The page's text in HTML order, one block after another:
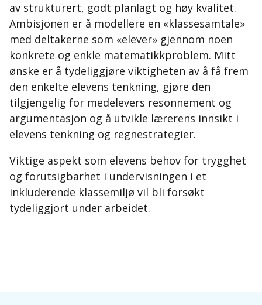
av strukturert, godt planlagt og høy kvalitet.
Ambisjonen er å modellere en «klassesamtale»
med deltakerne som «elever» gjennom noen
konkrete og enkle matematikkproblem. Mitt
ønske er å tydeliggjøre viktigheten av å få frem
den enkelte elevens tenkning, gjøre den
tilgjengelig for medelevers resonnement og
argumentasjon og å utvikle lærerens innsikt i
elevens tenkning og regnestrategier.
Viktige aspekt som elevens behov for trygghet
og forutsigbarhet i undervisningen i et
inkluderende klassemiljø vil bli forsøkt
tydeliggjort under arbeidet.